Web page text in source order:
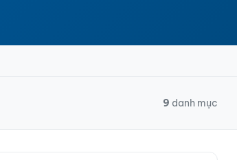
9 danh mục